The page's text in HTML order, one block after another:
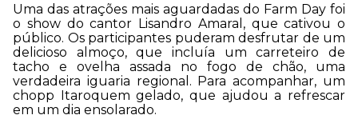
Uma das atrações mais aguardadas do Farm Day foi
o show do cantor Lisandro Amaral, que cativou o
público. Os participantes puderam desfrutar de um
delicioso almoço, que incluía um carreteiro de
tacho e ovelha assada no fogo de chão, uma
verdadeira iguaria regional. Para acompanhar, um
chopp Itaroquem gelado, que ajudou a refrescar
em um dia ensolarado.